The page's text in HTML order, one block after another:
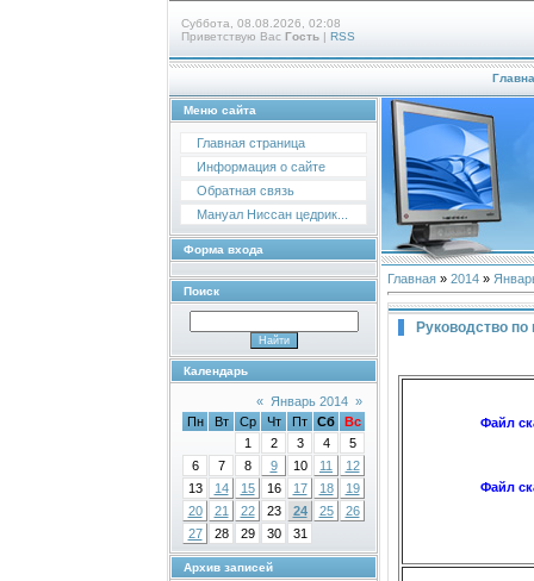
Суббота, 08.08.2026, 02:08
Приветствую Вас Гость | RSS
Меню сайта
Главная страница
Информация о сайте
Обратная связь
Мануал Ниссан цедрик...
Форма входа
Поиск
Календарь
« Январь 2014 »
Пн
Вт Ср Чт Пт Сб
Вс
1
2 3 4
5
6
7 8 9 10 11
12
13
14 15 16 17 18
19
20
21 22 23 24 25
26
27
28 29 30 31
Архив записей
Главная » 2014 »
Руководство по
Файл
Файл